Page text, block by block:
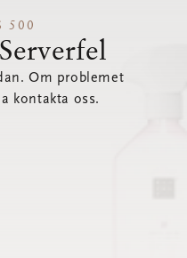
500
Om problemet
kontakta oss.